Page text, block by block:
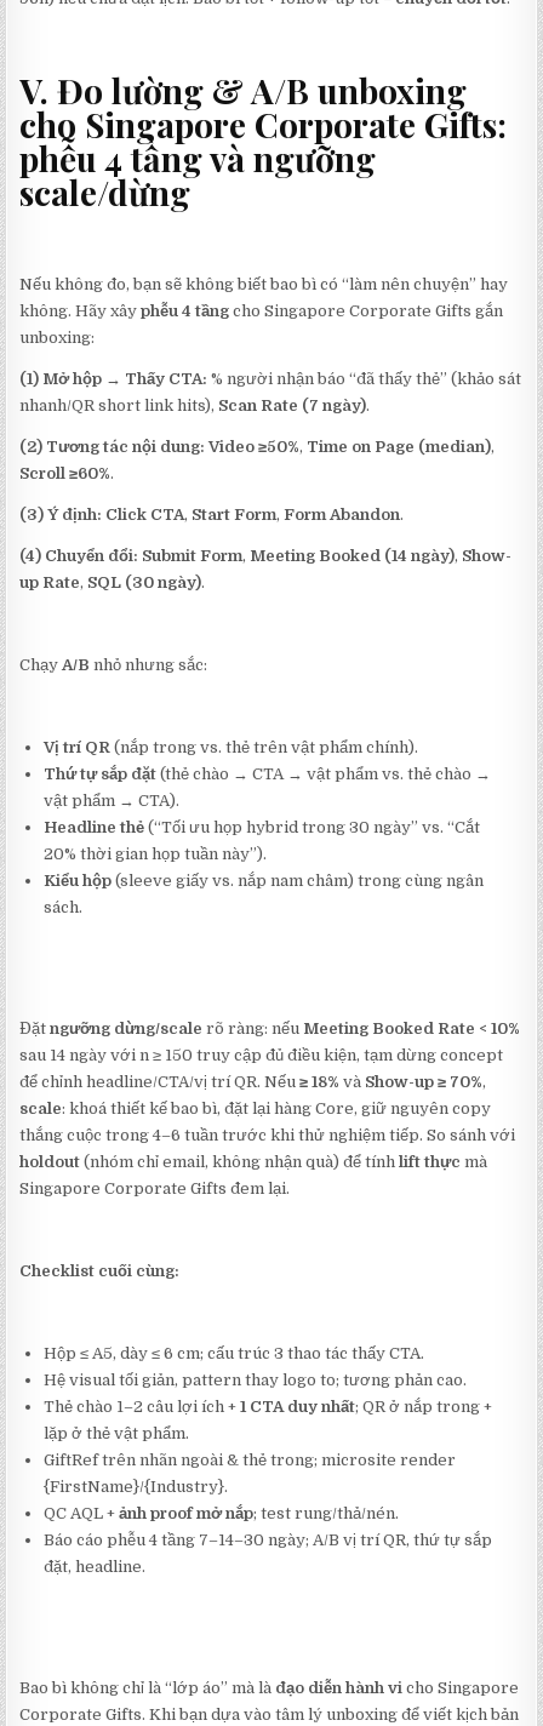
V. Đo lường & A/B unboxing
cho Singapore Corporate Gifts:
phễu 4 tầng và ngưỡng
scale/dừng
Nếu không đo, bạn sẽ không biết bao bì có “làm nên chuyện” hay
không. Hãy xâyphễu 4 tầng cho Singapore Corporate Gifts gắn
unboxing:
(1) Mở hộp → Thấy CTA: % người nhận báo “đã thấy thẻ” (khảo sát
nhanh/QR short link hits), Scan Rate (7 ngày).
(2) Tương tác nội dung: Video ≥50%, Time on Page (median),
Scroll ≥60%.
(3) Ý định: Click CTA, Start Form,Form Abandon.
(4) Chuyển đổi: Submit Form, Meeting Booked (14 ngày), Show-
up Rate, SQL (30 ngày).
ChạyA/B nhỏ nhưng sắc:
Vị trí QR (nắp trong vs. thẻ trên vật phẩm chính).
Thứ tự sắp đặt (thẻ chào → CTA → vật phẩm vs. thẻ chào →
vật phẩm → CTA).
Headline thẻ (“Tối ưu họp hybrid trong 30 ngày” vs. “Cắt
20% thời gian họp tuần này”).
Kiểu hộp (sleeve giấy vs. nắp nam châm) trong cùng ngân
sách.
Đặtngưỡng dừng/scale rõ ràng: nếu Meeting Booked Rate < 10%
sau 14 ngày với n ≥ 150 truy cập đủ điều kiện, tạm dừng concept
để chỉnh headline/CTA/vị trí QR. Nếu≥ 18% và Show-up ≥ 70%,
scale: khoá thiết kế bao bì, đặt lại hàng Core, giữ nguyên copy
thắng cuộc trong 4–6 tuần trước khi thử nghiệm tiếp. So sánh với
holdout (nhóm chỉ email, không nhận quà) để tínhlift thực mà
Singapore Corporate Gifts đem lại.
Checklist cuối cùng:
Hộp ≤ A5, dày ≤ 6 cm; cấu trúc 3 thao tác thấy CTA.
Hệ visual tối giản, pattern thay logo to; tương phản cao.
Thẻ chào 1–2 câu lợi ích +1 CTA duy nhất; QR ở nắp trong +
lặp ở thẻ vật phẩm.
GiftRef trên nhãn ngoài & thẻ trong; microsite render
{FirstName}/{Industry}.
QC AQL +ảnh proof mở nắp; test rung/thả/nén.
Báo cáo phễu 4 tầng 7–14–30 ngày; A/B vị trí QR, thứ tự sắp
đặt, headline.
Bao bì không chỉ là “lớp áo” mà là đạo diễn hành vi cho Singapore
Corporate Gifts. Khi bạn dựa vào tâm lý unboxing để viết kịch bản